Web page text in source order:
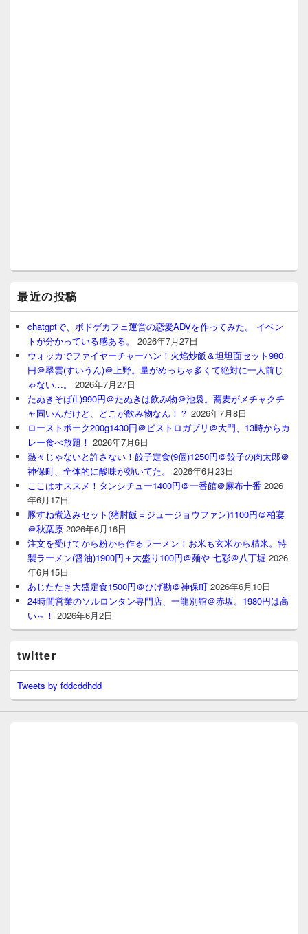
最近の投稿
chatgptで、ボドゲカフェ運営の恋愛ADVを作ってみた。 イベン
トが分かっている感ある。
2026年7月27日
ウォッカでファイヤーチャーハン！火焰炒飯＆坦坦面セット980
円＠翠雲(すいうん)＠上野。量がめっちゃ多くて絶対に一人前じ
ゃない…。
2026年7月27日
たぬきそば(L)990円＠たぬきは飲み物＠池袋。蕎麦がメチャクチ
ャ固いんだけど、どこが飲み物なん！？ 2026年7月8日
ローストポーク200g1430円＠ビストロガブリ＠大門、13時からカ
レー食べ放題！ 2026年7月6日
熱々じゃないと許さない！餃子定食(9個)1250円＠餃子の肉太郎＠
神保町、全体的に酸味が効いてた。
2026年6月23日
ここはオススメ！タンシチュー1400円＠一番館＠麻布十番 2026
年6月17日
豚すね煮込みセット(猪肘飯＝ジュージョウファン)1100円＠柏宴
＠秋葉原 2026年6月16日
注文を受けてから粉から作るラーメン！お米も玄米から精米。特
製ラーメン(醤油)1900円＋大盛り100円＠麺や 七彩＠八丁堀 2026
年6月15日
あじたたき大盛定食1500円＠ひげ勘＠神保町 2026年6月10日
24時間営業のソルロンタン専門店、一龍別館＠赤坂。1980円は高
い～！ 2026年6月2日
twitter
Tweets by fddcddhdd